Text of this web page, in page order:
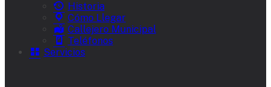
Historia
Cómo Llegar
Callejero Municipal
Teléfonos
Servicios